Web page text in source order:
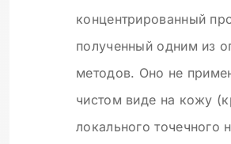
концентрированный
полученный одним из
методов. Оно не
чистом виде на кожу
локального точечного